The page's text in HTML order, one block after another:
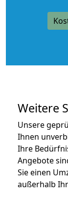
Weitere
Unsere
Ihnen
Ihre
Angebote
Sie einen
außerhalb